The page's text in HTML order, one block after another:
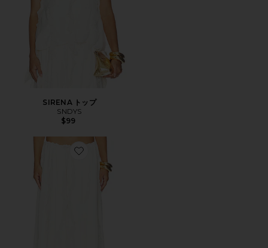
SIRENA トップ
SNDYS
$99
Favorite SEREIA MAXI スカート